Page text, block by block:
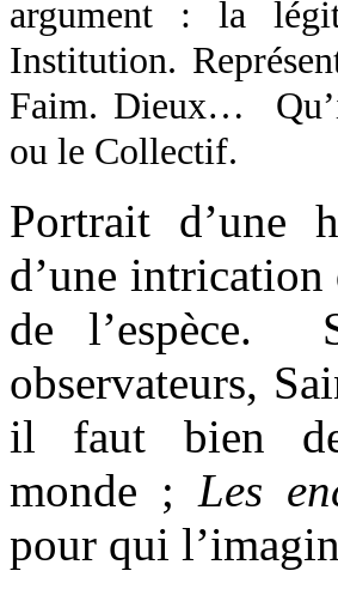
argument : la
Institution.
Faim. Dieux…
ou le Collectif.
Portrait d’une
d’une intrication
de l’espèce.
observateurs,
il faut bien
monde ;Les
pour qui